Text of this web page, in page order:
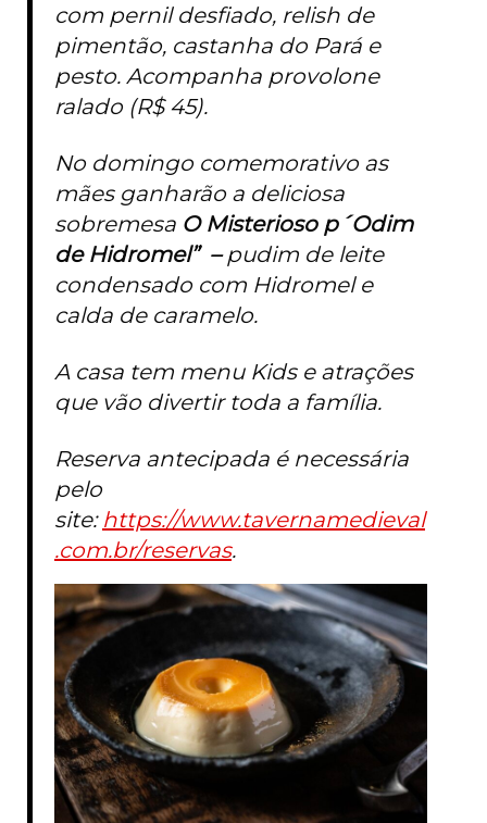
com pernil desfiado, relish de
pimentão, castanha do Pará e
pesto. Acompanha provolone
ralado (R$ 45).
No domingo comemorativo as
mães ganharão a deliciosa
sobremesa O Misterioso p´Odim
de Hidromel” –pudim de leite
condensado com Hidromel e
calda de caramelo.
A casa tem menu Kids e atrações
que vão divertir toda a família.
Reserva antecipada é necessária
pelo
site: https://www.tavernamedieval
.com.br/reservas.